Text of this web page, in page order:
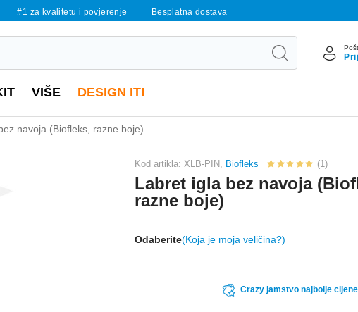
#1 za kvalitetu i povjerenje Besplatna dostava
VIŠE DESIGN IT!
navoja (Biofleks, razne boje)
Kod artikla: XLB-PIN, Biofleks (1)
Labret igla bez navoja
razne boje)
Odaberite(Koja je moja veličina?)
Crazy jamstvo najbolje cijene